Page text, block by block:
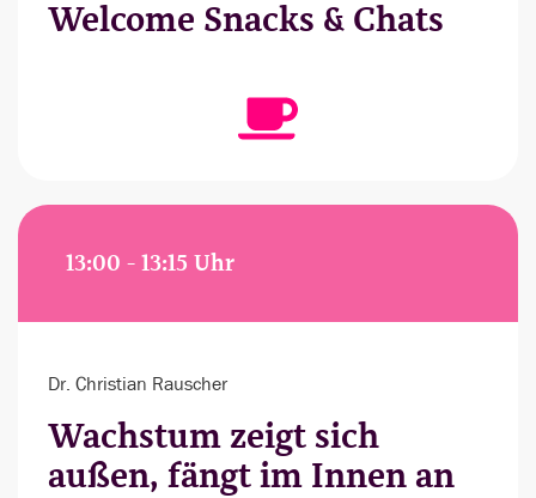
Welcome Snacks & Chats
13:00 - 13:15 Uhr
Dr. Christian Rauscher
Wachstum zeigt sich
außen, fängt im Innen an